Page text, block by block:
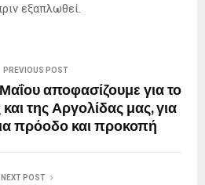
εξαπλωθεί.
PREVIOUS POST
αποφασίζουμε για το
της Αργολίδας μας, για
πρόοδο και προκοπή
NEXT POST